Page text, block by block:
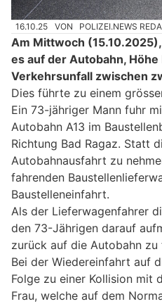
16.10.25 VON POLIZEI.NEWS
Am Mittwoch
es auf der Autobahn, Höhe
Verkehrsunfall zwischen
Dies führte zu einem
Ein 73-jähriger Mann fuhr
Autobahn A13 im
Richtung Bad Ragaz. Statt
Autobahnausfahrt zu
fahrenden
Baustelleneinfahrt.
Als der Lieferwagenfahrer
den 73-Jährigen darauf
zurück auf die Autobahn zu
Bei der Wiedereinfahrt auf
Folge zu einer Kollision mit
Frau, welche auf dem